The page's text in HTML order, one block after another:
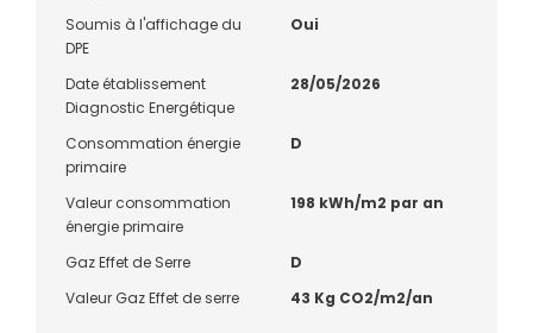
Soumis à l'affichage du
DPE
Oui
Date établissement
Diagnostic Energétique
28/05/2026
Consommation énergie
primaire
D
Valeur consommation
énergie primaire
198 kWh/m2 par an
Gaz Effet de Serre
D
Valeur Gaz Effet de serre
43 Kg CO2/m2/an